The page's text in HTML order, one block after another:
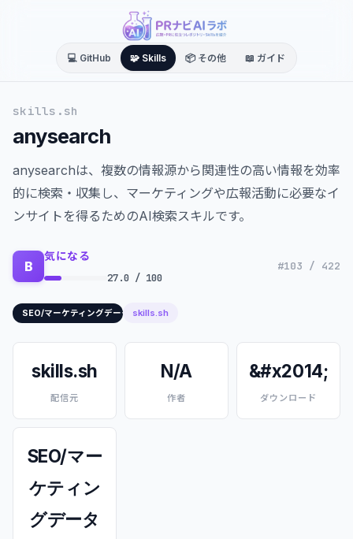
💻 GitHub 🧩 Skills 📦 その他 📖 ガイド
skills.sh
anysearch
anysearchは、複数の情報源から関連性の高い情報を効率
的に検索・収集し、マーケティングや広報活動に必要なイ
ンサイトを得るためのAI検索スキルです。
B
気になる
27.0 / 100
#103 / 422
SEO/マーケティングデータ分析/広報戦略
skills.sh
skills.sh
配信元
N/A
作者
&#x2014;
ダウンロード
SEO/マー
ケティン
グデータ